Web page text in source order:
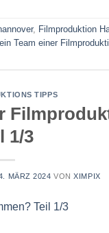
, Filmproduktion
Team einer
TIPPS
1/3
MÄRZ 2024 VONXIMPIX